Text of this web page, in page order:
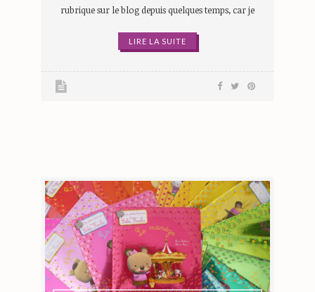
rubrique sur le blog depuis quelques temps, car je
LIRE LA SUITE